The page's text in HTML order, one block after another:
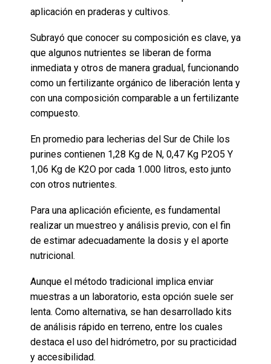
aplicación en praderas y cultivos.
Subrayó que conocer su composición es clave, ya
que algunos nutrientes se liberan de forma
inmediata y otros de manera gradual, funcionando
como un fertilizante orgánico de liberación lenta y
con una composición comparable a un fertilizante
compuesto.
En promedio para lecherias del Sur de Chile los
purines contienen 1,28 Kg de N, 0,47 Kg P2O5 Y
1,06 Kg de K2O por cada 1.000 litros, esto junto
con otros nutrientes.
Para una aplicación eficiente, es fundamental
realizar un muestreo y análisis previo, con el fin
de estimar adecuadamente la dosis y el aporte
nutricional.
Aunque el método tradicional implica enviar
muestras a un laboratorio, esta opción suele ser
lenta. Como alternativa, se han desarrollado kits
de análisis rápido en terreno, entre los cuales
destaca el uso del hidrómetro, por su practicidad
y accesibilidad.